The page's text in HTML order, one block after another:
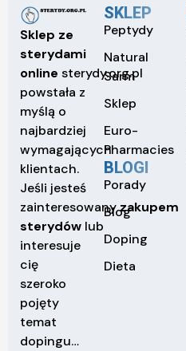
Sklep ze
sterydami
online sterydy.org.pl
powstała z
myślą o
najbardziej
wymagających
klientach.
Jeśli jesteś
zainteresowanyzakupem
sterydów lub
interesuje
cię
szeroko
pojęty
temat
dopingu…
SKLEP
Peptydy
Natural
Sarm
Sklep
Euro-
Pharmacies
BLOGI
Porady
Blog
Doping
Dieta